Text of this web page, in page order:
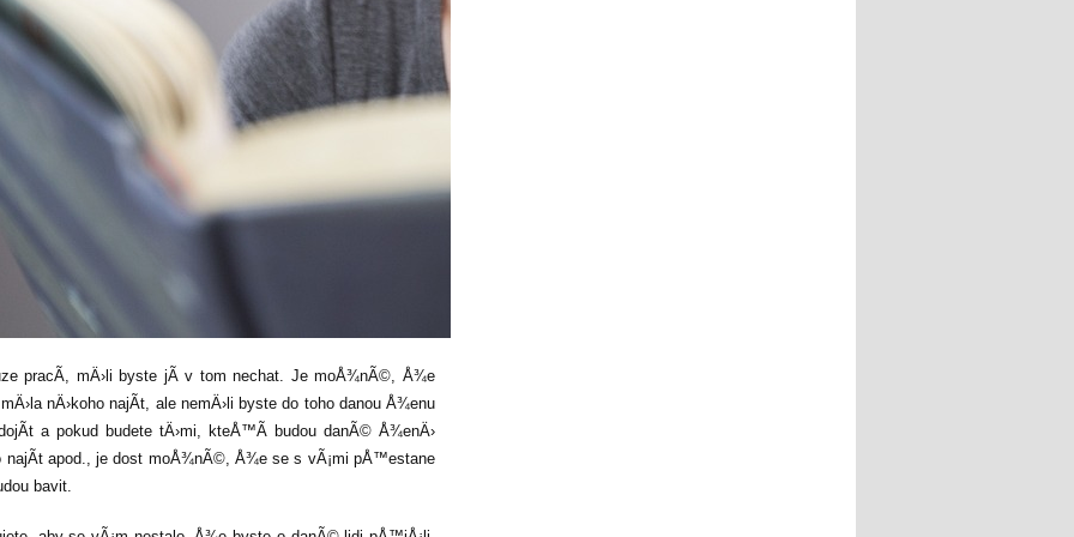
pracÃ­, mÄ›li byste jÃ­ v tom nechat. Je moÅ¾nÃ©, Å¾e
nÄ›koho najÃ­t, ale nemÄ›li byste do toho danou Å¾enu
a pokud budete tÄ›mi, kteÅ™Ã­ budou danÃ© Å¾enÄ›
najÃ­t apod., je dost moÅ¾nÃ©, Å¾e se s vÃ¡mi pÅ™estane
bavit.